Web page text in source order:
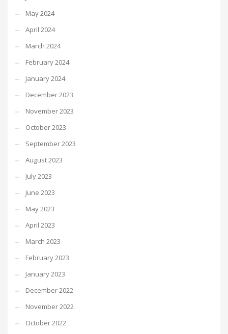
May 2024
April 2024
March 2024
February 2024
January 2024
December 2023
November 2023
October 2023
September 2023
August 2023
July 2023
June 2023
May 2023
April 2023
March 2023
February 2023
January 2023
December 2022
November 2022
October 2022